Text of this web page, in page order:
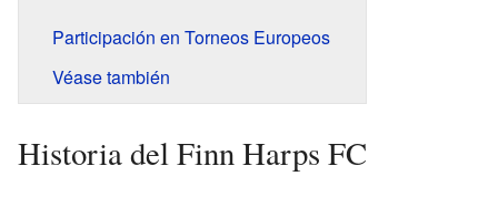
Participación en Torneos Europeos
Véase también
Historia del Finn Harps FC